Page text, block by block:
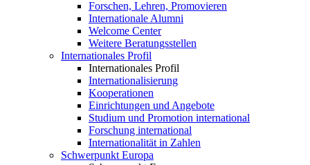
Forschen, Lehren, Promovieren
Internationale Alumni
Welcome Center
Weitere Beratungsstellen
Internationales Profil
Internationales Profil
Internationalisierung
Kooperationen
Einrichtungen und Angebote
Studium und Promotion international
Forschung international
Internationalität in Zahlen
Schwerpunkt Europa